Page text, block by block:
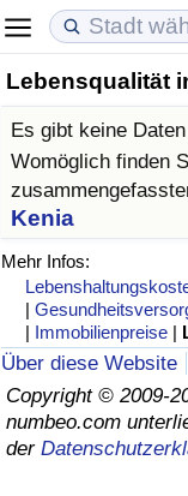
Lebensqualität
Es gibt keine
Womöglich finden
Kenia
Mehr Infos:
|
| Immobilienpreise |
Über diese Website
Copyright © 2009-
numbeo.com
der
in Akaba
Immobilienpreise
Immobilienpreis-
Immobilienpreis-
Immobilienpreis-
Lebensqualität
Lebensqualität-
Lebensqualität-
Kriminalität
Kriminalitäts-
Kriminalitäts-